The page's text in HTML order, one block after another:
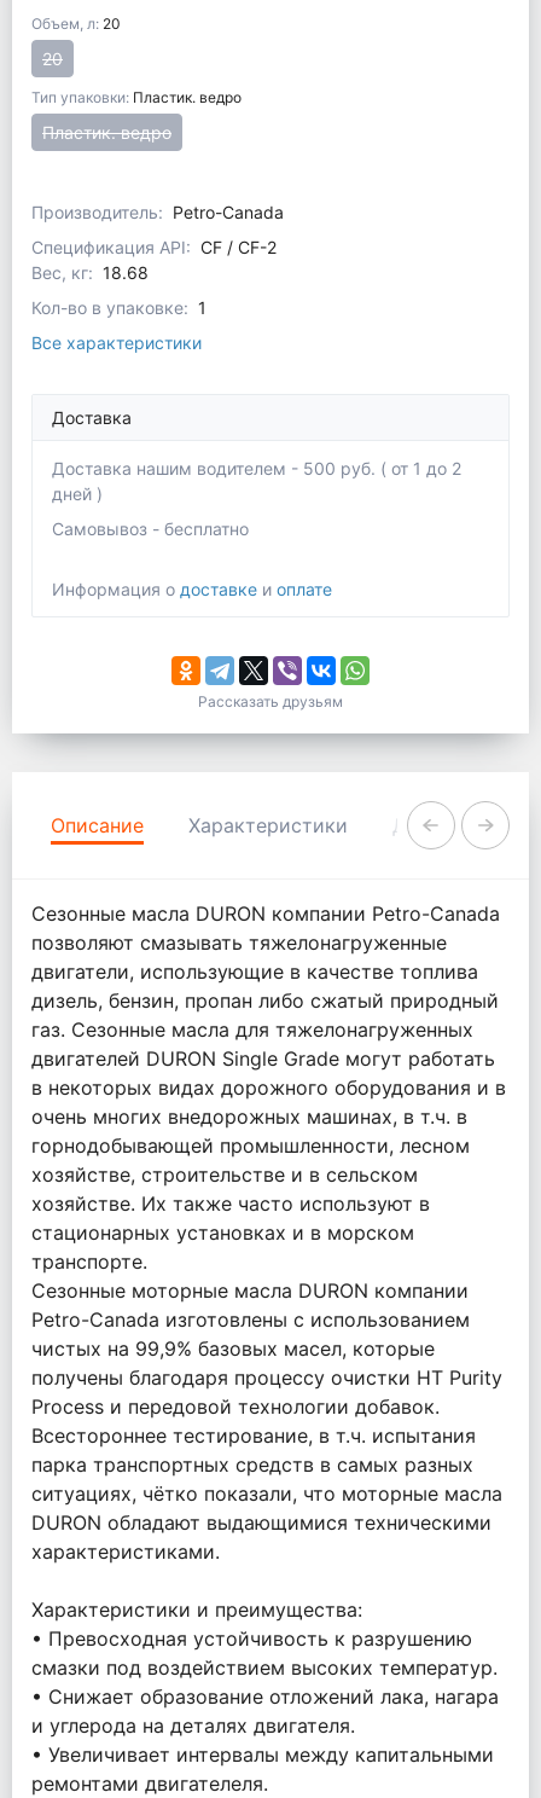
Объем, л: 20
20
Тип упаковки: Пластик. ведро
Пластик. ведро
Производитель: Petro-Canada
Спецификация API: CF / CF-2
Вес, кг: 18.68
Кол-во в упаковке: 1
Все характеристики
Доставка
Доставка нашим водителем - 500 руб. ( от 1 до 2
дней )
Самовывоз - бесплатно
Информация о доставке и оплате
Рассказать друзьям
Описание Характеристики Документация
Сезонные масла DURON компании Petro-Canada
позволяют смазывать тяжелонагруженные
двигатели, использующие в качестве топлива
дизель, бензин, пропан либо сжатый природный
газ. Сезонные масла для тяжелонагруженных
двигателей DURON Single Grade могут работать
в некоторых видах дорожного оборудования и в
очень многих внедорожных машинах, в т.ч. в
горнодобывающей промышленности, лесном
хозяйстве, строительстве и в сельском
хозяйстве. Их также часто используют в
стационарных установках и в морском
транспорте.
Сезонные моторные масла DURON компании
Petro-Canada изготовлены с использованием
чистых на 99,9% базовых масел, которые
получены благодаря процессу очистки HT Purity
Process и передовой технологии добавок.
Всестороннее тестирование, в т.ч. испытания
парка транспортных средств в самых разных
ситуациях, чётко показали, что моторные масла
DURON обладают выдающимися техническими
характеристиками.
Характеристики и преимущества:
• Превосходная устойчивость к разрушению
смазки под воздействием высоких температур.
• Снижает образование отложений лака, нагара
и углерода на деталях двигателя.
• Увеличивает интервалы между капитальными
ремонтами двигателеля.